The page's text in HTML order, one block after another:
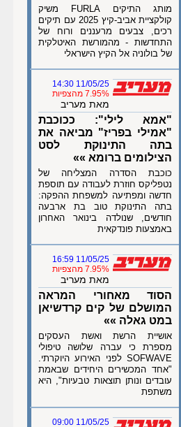
מותג התיקים FURLA משיק
קולקציית אביב-קיץ 2025 עם תיקים
רכים, צבעים מרעננים ורוח של
התחדשות - מהמורשת האיטלקית
של בולוניה אל הקיץ הישראלי
11/05/25 14:30
7.95% מהצפיות
מאת מעריב
"אמא לילי": ככוכבת
"אמילי בפריז" מביאה את
בתה התינוקת לסט
הצילומים ברומא »»
כוכבת הסדרה המצליחה של
נטפליקס חוזרת לעבודה עם תוספת
חדשה ומפתיעה למשפחת ההפקה:
בתה התינוקת טוב בת ארבעה
חודשים, שנולדה בינואר האחרון
באמצעות פונדקאית
11/05/25 16:59
7.95% מהצפיות
מאת מעריב
הסוד מאחורי המראה
המושלם של קים קרדשיאן
במט גאלה »»
אושיית הרשת ואשת העסקים
מספרת כי עברה שלושה טיפולי
SOFWAVE לפני האירוע היוקרתי.
"אחד המכשירים היחידים שבאמת
עובדים ונותן תוצאות טבעיות", היא
משתפת
11/05/25 09:00